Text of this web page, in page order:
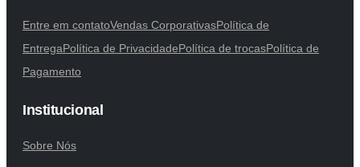
Entre em contatoVendas CorporativasPolítica de
EntregaPolítica de PrivacidadePolítica de trocasPolítica de
Pagamento
Institucional
Sobre Nós